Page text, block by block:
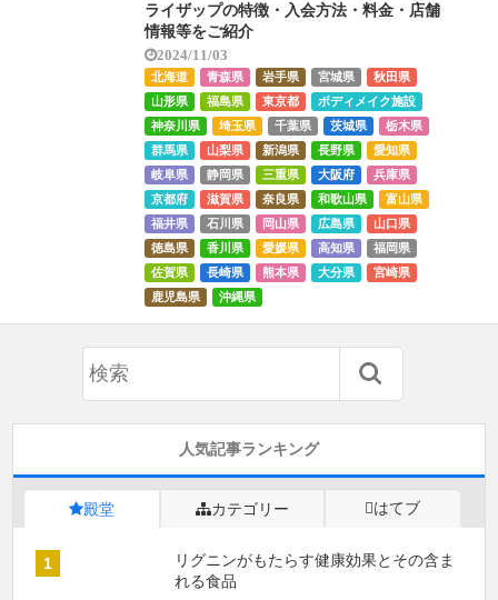
ライザップの特徴・入会方法・料金・店舗
情報等をご紹介
2024/11/03
北海道 青森県 岩手県 宮城県
秋田県
山形県
福島県 東京都
ボディメイク施設
神奈川県
埼玉県 千葉県 茨城県
栃木県
群馬県
山梨県 新潟県 長野県
愛知県
岐阜県
静岡県 三重県 大阪府
兵庫県
京都府
滋賀県 奈良県 和歌山県
富山県
福井県
石川県 岡山県 広島県
山口県
徳島県
香川県 愛媛県 高知県
福岡県
佐賀県
長崎県 熊本県 大分県
宮崎県
鹿児島県
沖縄県
人気記事ランキング
殿堂 カテゴリー はてブ
リグニンがもたらす健康効果とその含ま
れる食品